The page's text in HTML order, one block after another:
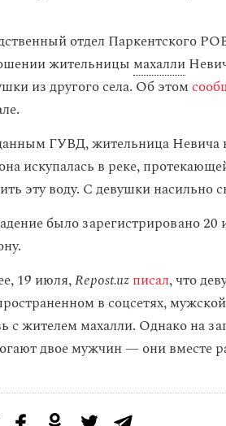
отдел Паркентского
жительницы махалли
из другого села. Об этом
ГУВД, жительница Невича
искупалась в реке,
эту воду. С девушки насильно
было зарегистрировано
19 июля,Repost.uzписал, что
в соцсетях,
с жителем махалли. Однако на
двое мужчин — они вместе